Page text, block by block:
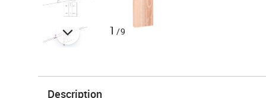
1 /9
Description